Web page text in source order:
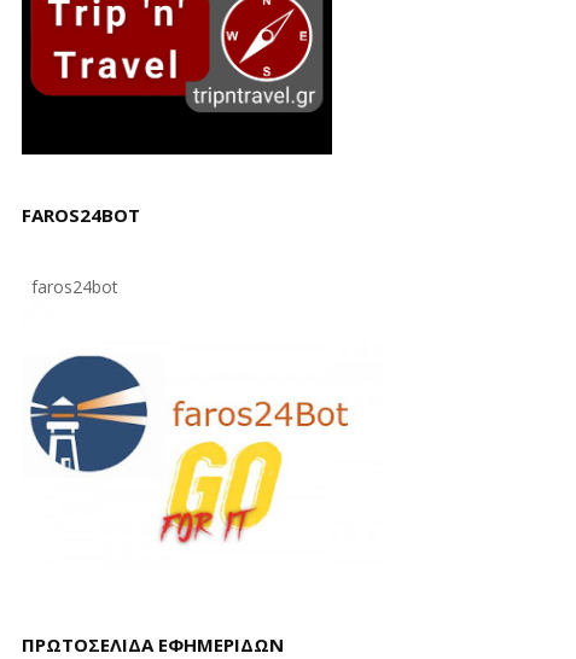
FAROS24BOT
faros24bot
ΠΡΩΤΟΣΕΛΙΔΑ ΕΦΗΜΕΡΙΔΩΝ